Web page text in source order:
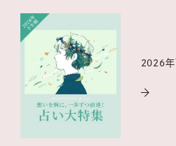
2026年